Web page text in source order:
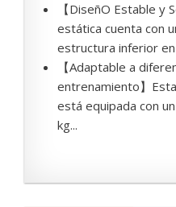
【DiseñO Estable y
estática cuenta con
estructura inferior
【Adaptable a
entrenamiento】
está equipada con
kg...